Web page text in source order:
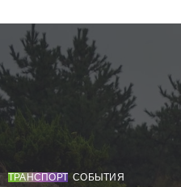
ТРАНСПОРТ СОБЫТИЯ